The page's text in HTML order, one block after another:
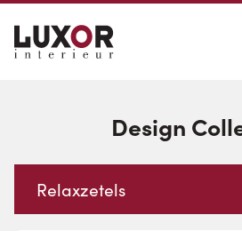
Design
Relaxzetels